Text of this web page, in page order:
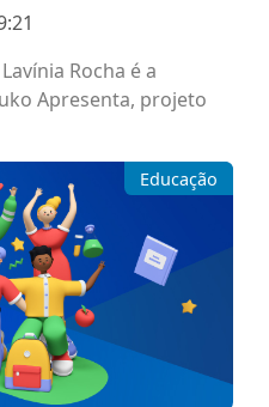
Rocha é a
Apresenta, projeto
Educação